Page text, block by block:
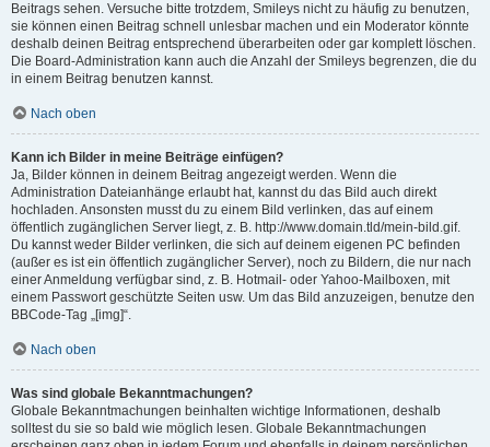
Beitrags sehen. Versuche bitte trotzdem, Smileys nicht zu häufig zu benutzen,
sie können einen Beitrag schnell unlesbar machen und ein Moderator könnte
deshalb deinen Beitrag entsprechend überarbeiten oder gar komplett löschen.
Die Board-Administration kann auch die Anzahl der Smileys begrenzen, die du
in einem Beitrag benutzen kannst.
Nach oben
Kann ich Bilder in meine Beiträge einfügen?
Ja, Bilder können in deinem Beitrag angezeigt werden. Wenn die
Administration Dateianhänge erlaubt hat, kannst du das Bild auch direkt
hochladen. Ansonsten musst du zu einem Bild verlinken, das auf einem
öffentlich zugänglichen Server liegt, z. B. http://www.domain.tld/mein-bild.gif.
Du kannst weder Bilder verlinken, die sich auf deinem eigenen PC befinden
(außer es ist ein öffentlich zugänglicher Server), noch zu Bildern, die nur nach
einer Anmeldung verfügbar sind, z. B. Hotmail- oder Yahoo-Mailboxen, mit
einem Passwort geschützte Seiten usw. Um das Bild anzuzeigen, benutze den
BBCode-Tag „[img]“.
Nach oben
Was sind globale Bekanntmachungen?
Globale Bekanntmachungen beinhalten wichtige Informationen, deshalb
solltest du sie so bald wie möglich lesen. Globale Bekanntmachungen